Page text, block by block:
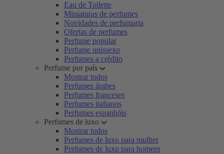
Eau de Toilette
Miniaturas de perfumes
Novidades de perfumaria
Ofertas de perfumes
Perfume popular
Perfume unissexo
Perfumes a crédito
Perfume por país
Mostrar todos
Perfumes árabes
Perfumes franceses
Perfumes italianos
Perfumes espanhóis
Perfumes de luxo
Mostrar todos
Perfumes de luxo para mulher
Perfumes de luxo para homem